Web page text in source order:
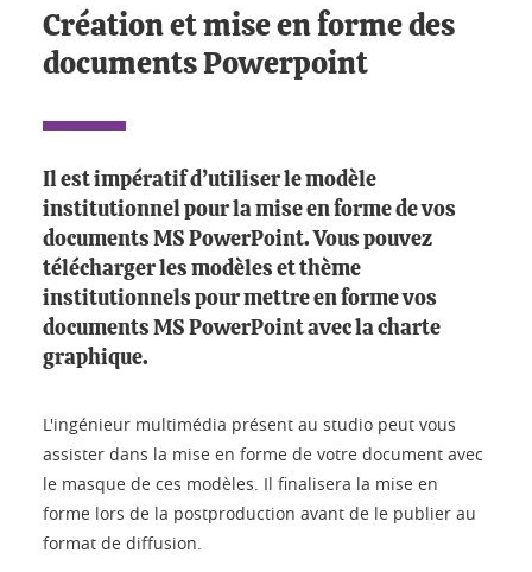
Création et mise en forme des
documents Powerpoint
Il est impératif d’utiliser le modèle
institutionnel pour la mise en forme de vos
documents MS PowerPoint. Vous pouvez
télécharger les modèles et thème
institutionnels pour mettre en forme vos
documents MS PowerPoint avec la charte
graphique.
L'ingénieur multimédia présent au studio peut vous
assister dans la mise en forme de votre document avec
le masque de ces modèles. Il finalisera la mise en
forme lors de la postproduction avant de le publier au
format de diffusion.